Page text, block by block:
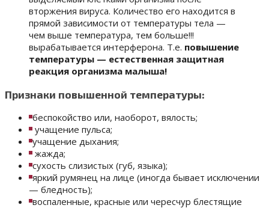
вторжения вируса. Количество его находится в
прямой зависимости от температуры тела —
чем выше температура, тем больше!!!
вырабатывается интерферона. Т.е. повышение
температуры — естественная защитная
реакция организма малыша!
Признаки повышенной температуры:
беспокойство или, наоборот, вялость;
учащение пульса;
учащение дыхания;
жажда;
сухость слизистых (губ, языка);
яркий румянец на лице (иногда бывает исключении
— бледность);
воспаленные, красные или чересчур блестящие